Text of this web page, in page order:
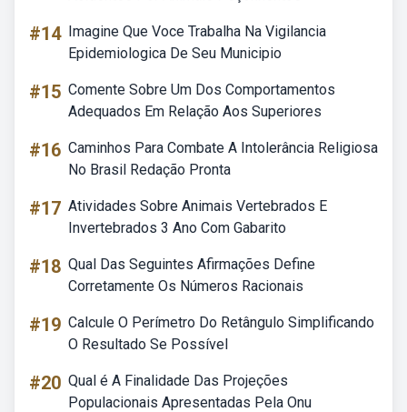
#14 Imagine Que Voce Trabalha Na Vigilancia
Epidemiologica De Seu Municipio
#15 Comente Sobre Um Dos Comportamentos
Adequados Em Relação Aos Superiores
#16 Caminhos Para Combate A Intolerância Religiosa
No Brasil Redação Pronta
#17 Atividades Sobre Animais Vertebrados E
Invertebrados 3 Ano Com Gabarito
#18 Qual Das Seguintes Afirmações Define
Corretamente Os Números Racionais
#19 Calcule O Perímetro Do Retângulo Simplificando
O Resultado Se Possível
#20 Qual é A Finalidade Das Projeções
Populacionais Apresentadas Pela Onu